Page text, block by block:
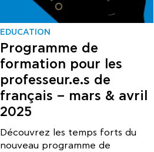
EDUCATION
Programme de
formation pour les
professeur.e.s de
français – mars & avril
2025
Découvrez les temps forts du
nouveau programme de